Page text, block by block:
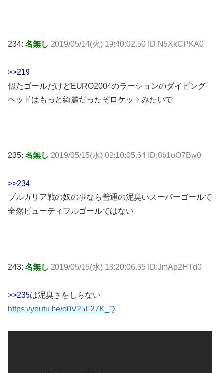
234: 名無し 2019/05/14(火) 19:40:02.50 ID:N5XkCPKA0
>>219
似たゴールだけどEURO2004のラーションのダイビング
ヘッドはもっと綺麗だったぞロケットみたいで
235: 名無し 2019/05/15(水) 02:10:05.64 ID:8b1oO7Bw0
>>234
ブルガリア戦の奴の事なら普通の泥臭いスーパーゴールで
全然ビューティフルゴールではない
243: 名無し 2019/05/15(水) 13:20:06.65 ID:JmAp2HTd0
>>235は泥臭さをしらない
https://youtu.be/o0V25F27K_Q